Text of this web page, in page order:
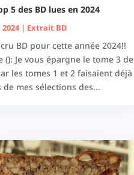
5 des BD lues en 2024
2024| Extrait BD
BD pour cette année 2024!!
(): Je vous épargne le tome 3 de
les tomes 1 et 2 faisaient déjà
de mes sélections des...